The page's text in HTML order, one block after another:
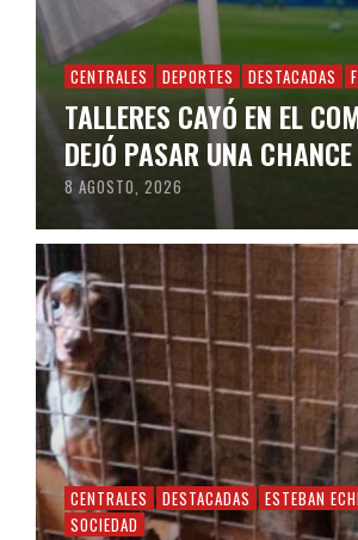
CENTRALES DEPORTES DESTACADAS
TALLERES CAYÓ EN EL
DEJÓ PASAR UNA
8 AGOSTO, 2026
CENTRALES DESTACADAS
ESTEBAN
SOCIEDAD